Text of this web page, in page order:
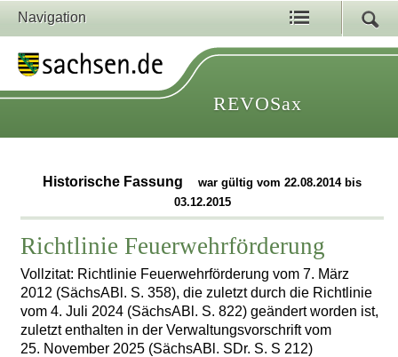
Navigation
REVOSax
Historische Fassung
war gültig vom 22.08.2014 bis
03.12.2015
Richtlinie Feuerwehrförderung
Vollzitat: Richtlinie Feuerwehrförderung vom 7. März
2012 (SächsABl. S. 358), die zuletzt durch die Richtlinie
vom 4. Juli 2024 (SächsABl. S. 822) geändert worden ist,
zuletzt enthalten in der Verwaltungsvorschrift vom
25. November 2025 (SächsABl. SDr. S. S 212)